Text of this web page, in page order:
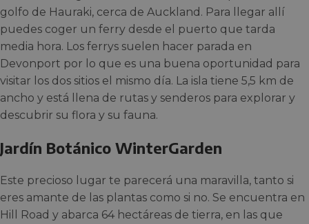
golfo de Hauraki, cerca de Auckland. Para llegar allí
puedes coger un ferry desde el puerto que tarda
media hora. Los ferrys suelen hacer parada en
Devonport por lo que es una buena oportunidad para
visitar los dos sitios el mismo día. La isla tiene 5,5 km de
ancho y está llena de rutas y senderos para explorar y
descubrir su flora y su fauna.
Jardín Botánico WinterGarden
Este precioso lugar te parecerá una maravilla, tanto si
eres amante de las plantas como si no. Se encuentra en
Hill Road y abarca 64 hectáreas de tierra, en las que